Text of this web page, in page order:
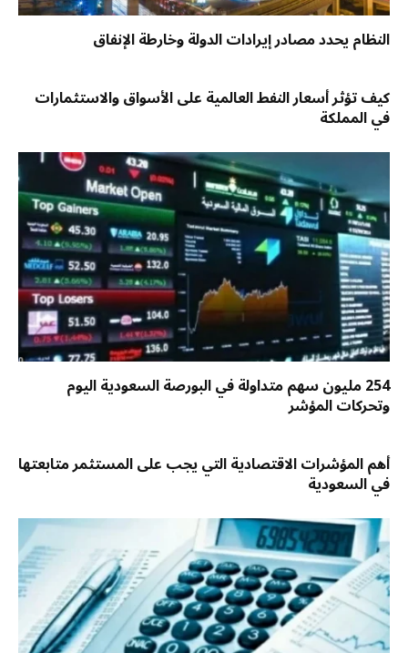
النظام يحدد مصادر إيرادات الدولة وخارطة الإنفاق
كيف تؤثر أسعار النفط العالمية على الأسواق والاستثمارات
في المملكة
254 مليون سهم متداولة في البورصة السعودية اليوم
وتحركات المؤشر
أهم المؤشرات الاقتصادية التي يجب على المستثمر متابعتها
في السعودية